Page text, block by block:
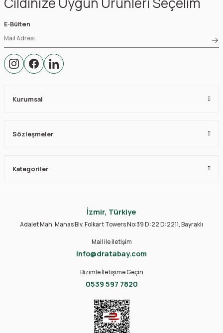
E-Bülten
Kurumsal
Sözleşmeler
Kategoriler
İzmir, Türkiye
Adalet Mah. Manas Blv. Folkart Towers No:39 D:22 D:2211, Bayraklı
Mail ile iletişim
info@dratabay.com
Bizimle İletişime Geçin
0539 597 7820